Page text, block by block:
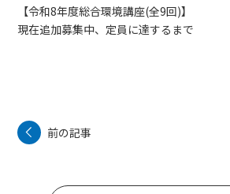
【令和8年度総合環境講座(全9回)】
現在追加募集中、定員に達するまで
前の記事